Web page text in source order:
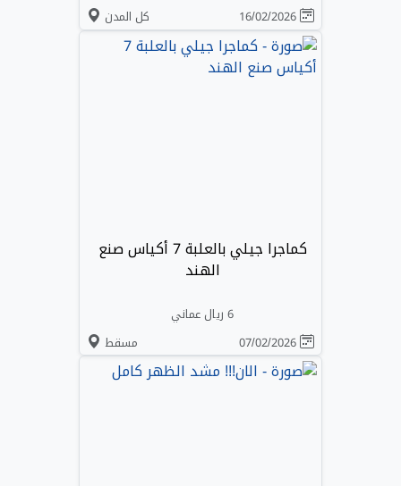
كل المدن
كماجرا جيلي بالعلبة 7 أكياس صنع
الهند
6 ريال عماني
مسقط